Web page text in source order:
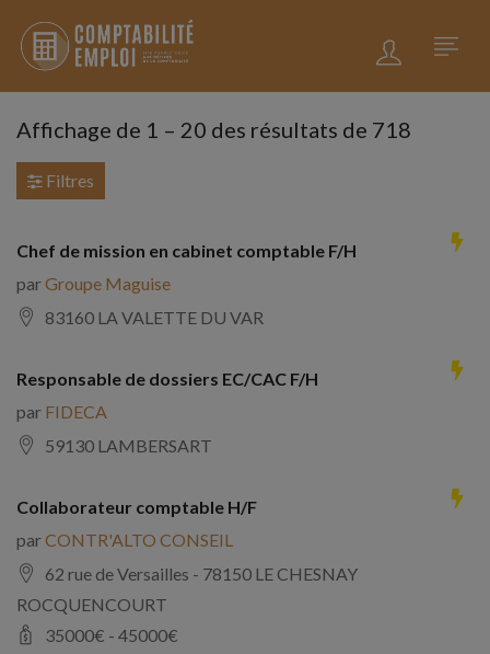
Affichage de 1 – 20 des résultats de 718
Filtres
Chef de mission en cabinet comptable F/H
parGroupe Maguise
83160 LA VALETTE DU VAR
Responsable de dossiers EC/CAC F/H
par FIDECA
59130 LAMBERSART
Collaborateur comptable H/F
parCONTR'ALTO CONSEIL
62 rue de Versailles - 78150 LE CHESNAY
ROCQUENCOURT
35000€ - 45000€